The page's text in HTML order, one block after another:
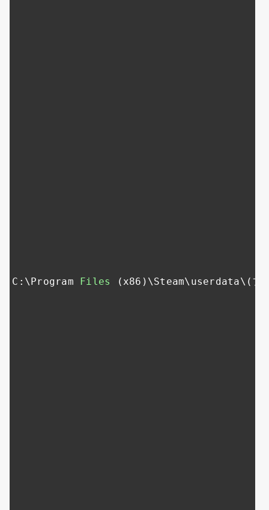
C : \Program Files ( x86 ) \Steam\userdata\( フ